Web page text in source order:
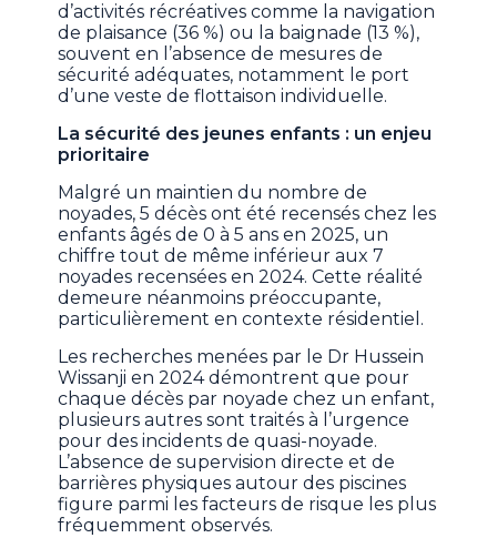
d’activités récréatives comme la navigation
de plaisance (36 %) ou la baignade (13 %),
souvent en l’absence de mesures de
sécurité adéquates, notamment le port
d’une veste de flottaison individuelle.
La sécurité des jeunes enfants : un enjeu
prioritaire
Malgré un maintien du nombre de
noyades, 5 décès ont été recensés chez les
enfants âgés de 0 à 5 ans en 2025, un
chiffre tout de même inférieur aux 7
noyades recensées en 2024. Cette réalité
demeure néanmoins préoccupante,
particulièrement en contexte résidentiel.
Les recherches menées par le Dr Hussein
Wissanji en 2024 démontrent que pour
chaque décès par noyade chez un enfant,
plusieurs autres sont traités à l’urgence
pour des incidents de quasi-noyade.
L’absence de supervision directe et de
barrières physiques autour des piscines
figure parmi les facteurs de risque les plus
fréquemment observés.